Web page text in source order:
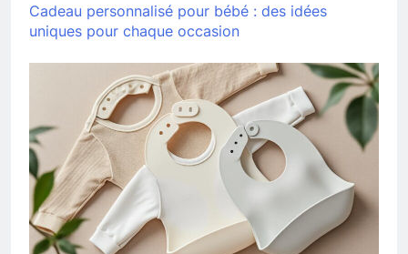
Cadeau personnalisé pour bébé : des idées
uniques pour chaque occasion